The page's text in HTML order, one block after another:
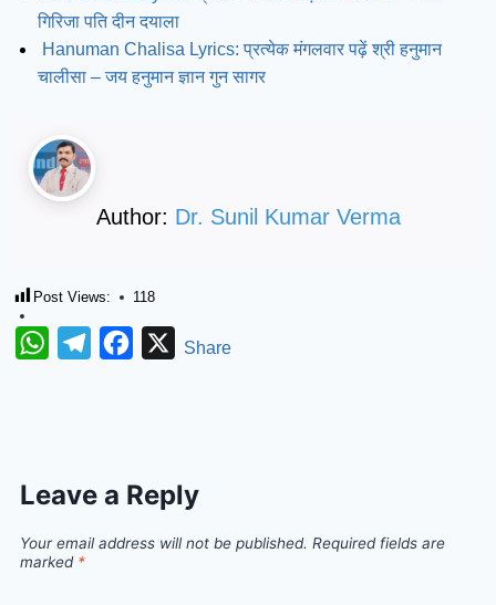
गिरिजा पति दीन दयाला
Hanuman Chalisa Lyrics: प्रत्येक मंगलवार पढ़ें श्री हनुमान
चालीसा – जय हनुमान ज्ञान गुन सागर
Author: Dr. Sunil Kumar Verma
Post Views: 118
WhatsAppTelegramFacebook
XShare
Leave a Reply
Your email address will not be published. Required fields are
marked *